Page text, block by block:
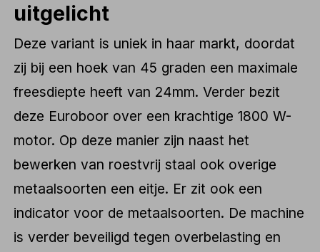
uitgelicht
Deze variant is uniek in haar markt, doordat
zij bij een hoek van 45 graden een maximale
freesdiepte heeft van 24mm. Verder bezit
deze Euroboor over een krachtige 1800 W-
motor. Op deze manier zijn naast het
bewerken van roestvrij staal ook overige
metaalsoorten een eitje. Er zit ook een
indicator voor de metaalsoorten. De machine
is verder beveiligd tegen overbelasting en